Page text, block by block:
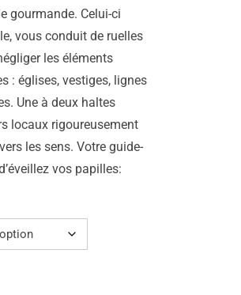
gourmande. Celui-ci
vous conduit de ruelles
les éléments
: églises, vestiges, lignes
Une à deux haltes
locaux rigoureusement
les sens. Votre guide-
vos papilles: